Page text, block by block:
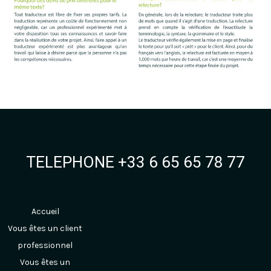
TELEPHONE +33 6 65 65 78 77
Accueil
Vous êtes un client
professionnel
Vous êtes un